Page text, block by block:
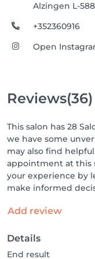
Alzingen L-
+352360916
Open
Reviews(36)
This salon has 28
we have some
may also find
appointment at this
your experience by
make informed
Add review
Details
End result